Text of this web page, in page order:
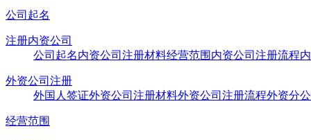
公司起名
注册内资公司
公司起名内资公司注册材料经营范围 内资公司注册流程
外资公司注册
外国人签证外资公司注册材料外资公司注册流程外资分
经营范围